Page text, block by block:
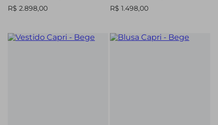
R$ 2.898,00 R$ 1.498,00